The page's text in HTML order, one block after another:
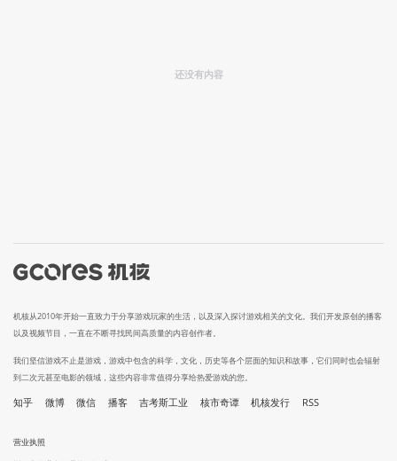
还没有内容
机核从2010年开始一直致力于分享游戏玩家的生活，以及深入探讨游戏相关的文化。我们开发原创的播客
以及视频节目，一直在不断寻找民间高质量的内容创作者。
我们坚信游戏不止是游戏，游戏中包含的科学，文化，历史等各个层面的知识和故事，它们同时也会辐射
到二次元甚至电影的领域，这些内容非常值得分享给热爱游戏的您。
知乎 微博 微信 播客 吉考斯工业 核市奇谭 机核发行 RSS
营业执照